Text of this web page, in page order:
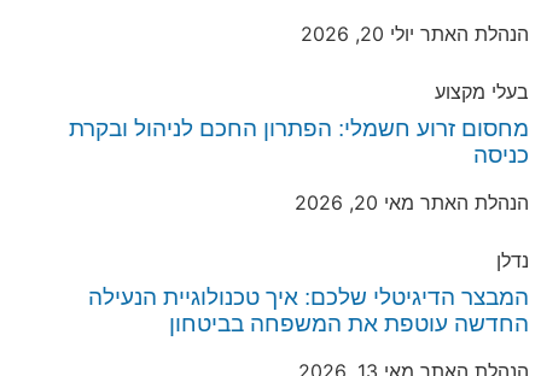
הנהלת האתר יולי 20, 2026
בעלי מקצוע
מחסום זרוע חשמלי: הפתרון החכם לניהול ובקרת
כניסה
הנהלת האתר מאי 20, 2026
נדלן
המבצר הדיגיטלי שלכם: איך טכנולוגיית הנעילה
החדשה עוטפת את המשפחה בביטחון
הנהלת האתר מאי 13, 2026